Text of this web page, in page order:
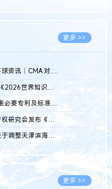
更多 >>
知识产权环球资讯｜CMA 对微软发起调查；批量搬运二手平台数据构...
WIPO发布《2026世界知识产权报告》 含报告全文
全球5G标准必要专利及标准提案研究报告（2026年）全文发布
中国知识产权研究会发布《2025年度中国企业海外知识产权纠纷调查...
2026.08.07
天津高院关于调整天津滨海高新技术产业开发区华苑科技园一审普通...
2026.08.07
更多 >>